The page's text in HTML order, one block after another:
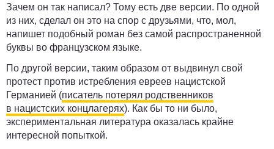
Зачем он так написал? Тому есть две версии. По одной
из них, сделал он это на спор с друзьями, что, мол,
напишет подобный роман без самой распространенной
буквы во французском языке.
По другой версии, таким образом от выдвинул свой
протест против истребления евреев нацистской
Германией (писатель потерял родственников
в нацистских концлагерях). Как бы то ни было,
экспериментальная литература оказалась крайне
интересной попыткой.